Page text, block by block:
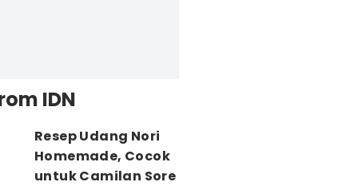
IDN
Resep Udang Nori
Homemade, Cocok
untuk Camilan Sore